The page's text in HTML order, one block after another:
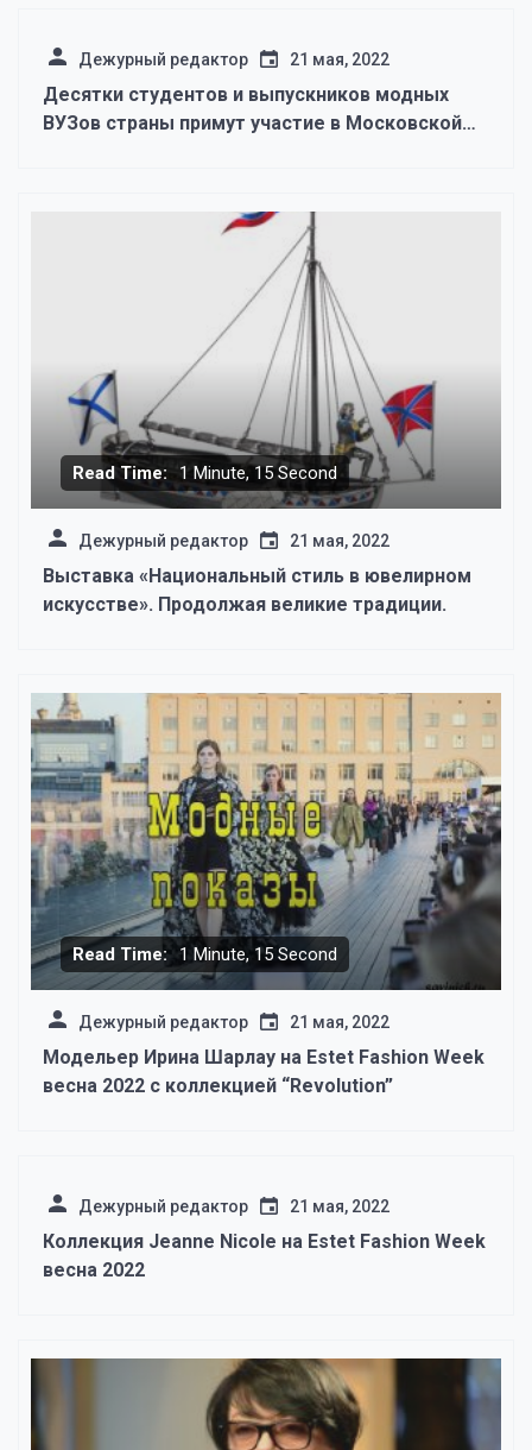
Дежурный редактор 21 мая, 2022
Десятки студентов и выпускников модных
ВУЗов страны примут участие в Московской
Read Time: 1 Minute, 15 Second
Дежурный редактор 21 мая, 2022
Выставка «Национальный стиль в ювелирном
искусстве». Продолжая великие традиции.
Read Time: 1 Minute, 15 Second
Дежурный редактор 21 мая, 2022
Модельер Ирина Шарлау на Estet Fashion Week
весна 2022 с коллекцией “Revolution”
Дежурный редактор 21 мая, 2022
Коллекция Jeanne Nicole на Estet Fashion Week
весна 2022